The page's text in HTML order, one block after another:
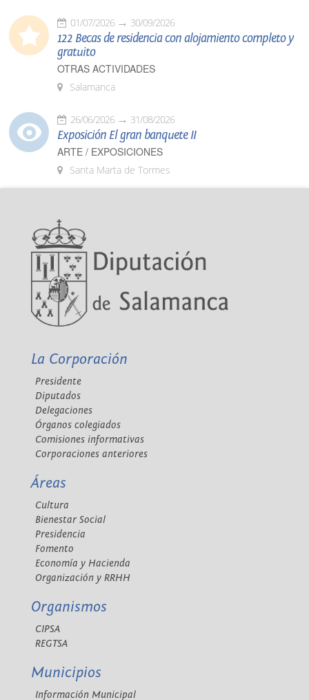
01/07/2026 30/09/2026
122 Becas de residencia con alojamiento completo y
gratuito
OTRAS ACTIVIDADES
Salamanca
26/06/2026 31/08/2026
Exposición El gran banquete II
ARTE / EXPOSICIONES
Santa Marta de Tormes
La Corporación
Presidente
Diputados
Delegaciones
Órganos colegiados
Comisiones informativas
Corporaciones anteriores
Áreas
Cultura
Bienestar Social
Presidencia
Fomento
Economía y Hacienda
Organización y RRHH
Organismos
CIPSA
REGTSA
Municipios
Información Municipal